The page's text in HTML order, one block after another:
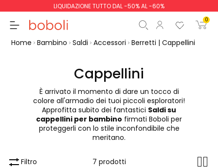
LIQUIDAZIONE TUTTO DAL -50% AL -60%
0
Totale parziale
Continua Inizio ordine
Home Bambino Saldi Accessori Berretti | Cappellini
Cappellini
È arrivato il momento di dare un tocco di
colore all'armadio dei tuoi piccoli esploratori!
Approfitta subito dei fantastici Saldi su
cappellini per bambino firmati Boboli per
proteggerli con lo stile inconfondibile che
meritano.
Filtro 7 prodotti